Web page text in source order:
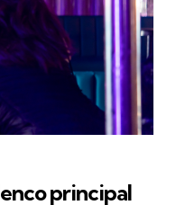
principal